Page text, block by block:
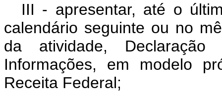
III - apresentar, até o
calendário seguinte ou no
da atividade,
Informações, em modelo
Receita Federal;